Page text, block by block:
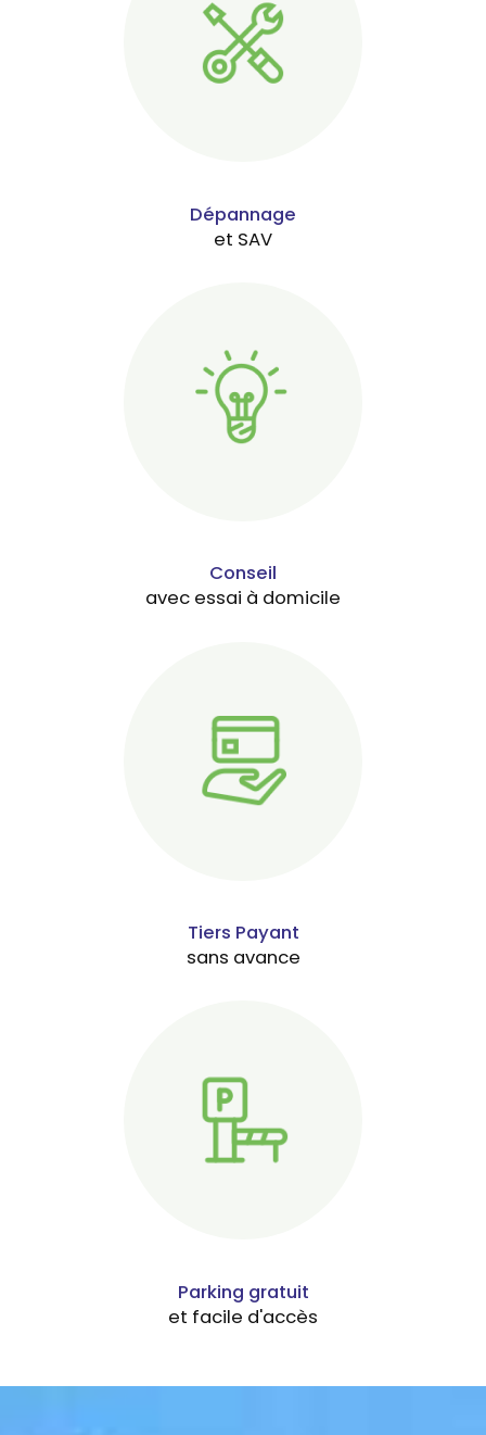
Dépannage
et SAV
Conseil
avec essai à domicile
Tiers Payant
sans avance
Parking gratuit
et facile d'accès